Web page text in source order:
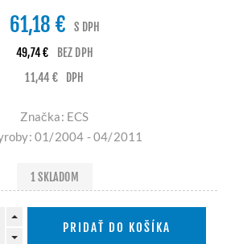
61,18 €
S DPH
49,74 €
BEZ DPH
11,44 €
DPH
Značka: ECS
01/2004 - 04/2011
1 SKLADOM
PRIDAŤ DO KOŠÍKA